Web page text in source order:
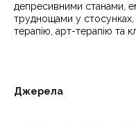
депресивними станами,
труднощами у
терапію, арт-терапію та
Джерела